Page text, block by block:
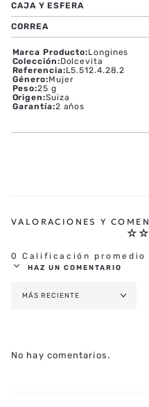
CAJA Y ESFERA
CORREA
Marca Producto:Longines
Colección:Dolcevita
Referencia:L5.512.4.28.2
Género:Mujer
Peso:25 g
Origen:Suiza
Garantía:2 años
☆ ☆
0 Calificación promedio
HAZ UN COMENTARIO
MÁS RECIENTE
No hay comentarios.